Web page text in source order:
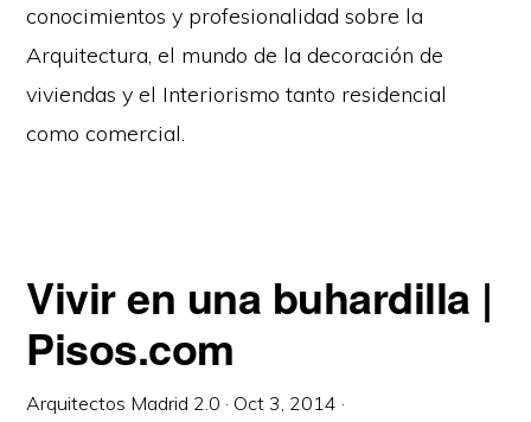
conocimientos y profesionalidad sobre la
Arquitectura, el mundo de la decoración de
viviendas y el Interiorismo tanto residencial
como comercial.
Vivir en una buhardilla |
Pisos.com
Arquitectos Madrid 2.0 · Oct 3, 2014 ·